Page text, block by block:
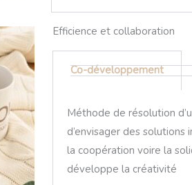
Efficience et collaboration​
Co-développement
Méthode de résolution
d’envisager des
la coopération voire la
développe la créativité